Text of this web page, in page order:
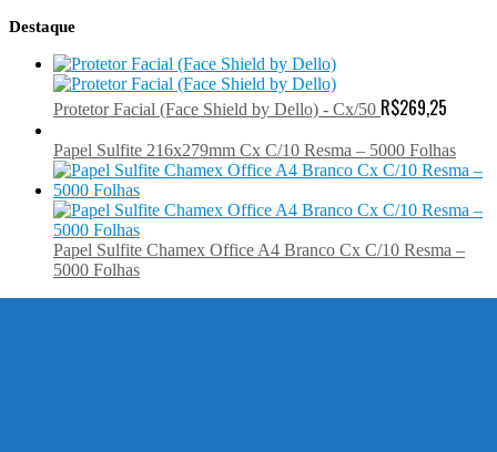
Destaque
Protetor Facial (Face Shield by Dello) - Cx/50 R$269,25
Papel Sulfite 216x279mm Cx C/10 Resma – 5000 Folhas
Papel Sulfite Chamex Office A4 Branco Cx C/10 Resma –
5000 Folhas